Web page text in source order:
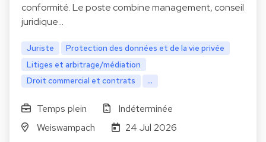
conformité. Le poste combine management, conseil
juridique…
Juriste
Protection des données et de la vie privée
Litiges et arbitrage/médiation
Droit commercial et contrats
...
Temps plein
Indéterminée
Weiswampach
24 Jul 2026